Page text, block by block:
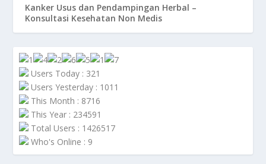
Kanker Usus dan Pendampingan Herbal –
Konsultasi Kesehatan Non Medis
Users Today : 321
Users Yesterday : 1011
This Month : 8716
This Year : 234591
Total Users : 1426517
Who's Online : 9